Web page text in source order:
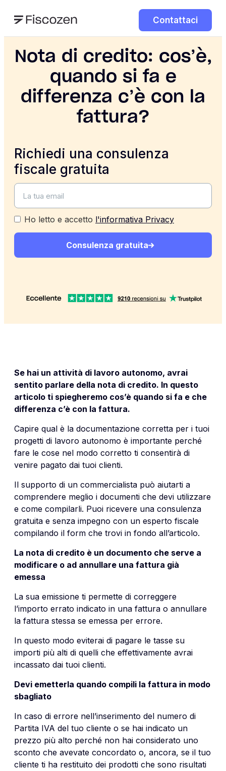
Contattaci
Nota di credito: cos’è,
quando si fa e
differenza c’è con la
fattura?
Richiedi una consulenza
fiscale gratuita
Ho letto e accetto l'informativa Privacy
Consulenza gratuita
Se hai un attività di lavoro autonomo, avrai
sentito parlare della nota di credito. In questo
articolo ti spiegheremo cos’è quando si fa e che
differenza c’è con la fattura.
Capire qual è la documentazione corretta per i tuoi
progetti di lavoro autonomo è importante perché
fare le cose nel modo corretto ti consentirà di
venire pagato dai tuoi clienti.
Il supporto di un commercialista può aiutarti a
comprendere meglio i documenti che devi utilizzare
e come compilarli. Puoi ricevere una consulenza
gratuita e senza impegno con un esperto fiscale
compilando il form che trovi in fondo all’articolo.
La nota di credito è un documento che serve a
modificare o ad annullare una fattura già
emessa
La sua emissione ti permette di correggere
l’importo errato indicato in una fattura o annullare
la fattura stessa se emessa per errore.
In questo modo eviterai di pagare le tasse su
importi più alti di quelli che effettivamente avrai
incassato dai tuoi clienti.
Devi emetterla quando compili la fattura in modo
sbagliato
In caso di errore nell’inserimento del numero di
Partita IVA del tuo cliente o se hai indicato un
prezzo più alto perché non hai considerato uno
sconto che avevate concordato o, ancora, se il tuo
cliente ti ha restituito dei prodotti che sono risultati